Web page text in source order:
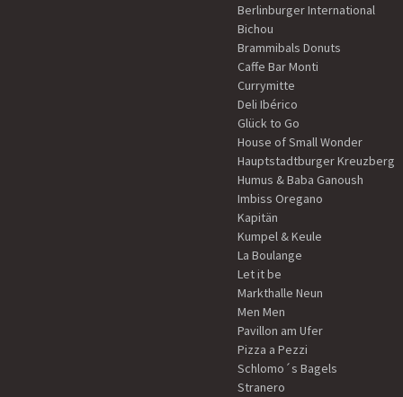
Berlinburger International
Bichou
Brammibals Donuts
Caffe Bar Monti
Currymitte
Deli Ibérico
Glück to Go
House of Small Wonder
Hauptstadtburger Kreuzberg
Humus & Baba Ganoush
Imbiss Oregano
Kapitän
Kumpel & Keule
La Boulange
Let it be
Markthalle Neun
Men Men
Pavillon am Ufer
Pizza a Pezzi
Schlomo´s Bagels
Stranero